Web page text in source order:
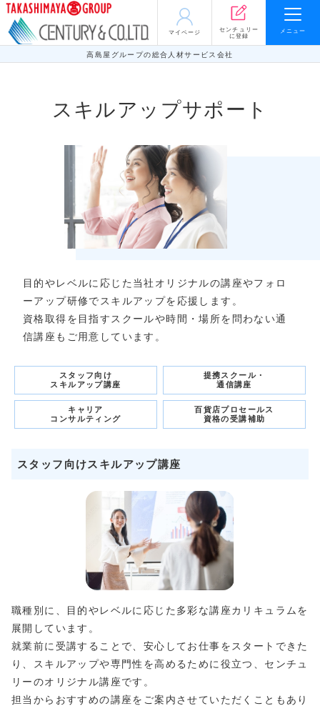
マイページ
センチュリー
に登録
メニュー
高島屋グループの総合人材サービス会社
スキルアップサポート
目的やレベルに応じた当社オリジナルの講座やフォロ
ーアップ研修でスキルアップを応援します。
資格取得を目指すスクールや時間・場所を問わない通
信講座もご用意しています。
スタッフ向け
スキルアップ講座
提携スクール・
通信講座
キャリア
コンサルティング
百貨店プロセールス
資格の受講補助
スタッフ向けスキルアップ講座
職種別に、目的やレベルに応じた多彩な講座カリキュラムを
展開しています。
就業前に受講することで、安心してお仕事をスタートできた
り、スキルアップや専門性を高めるために役立つ、センチュ
リーのオリジナル講座です。
担当からおすすめの講座をご案内させていただくこともあり